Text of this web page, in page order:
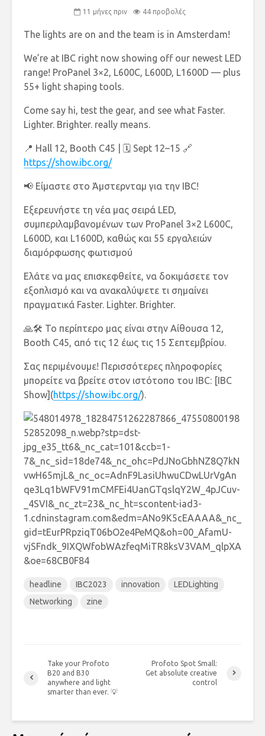
11 μήνες πριν 44 προβολές
The lights are on and the team is in Amsterdam!
We’re at IBC right now showing off our newest LED
range! ProPanel 3×2, L600C, L600D, L1600D — plus
55+ light shaping tools.
Come say hi, test the gear, and see what Faster.
Lighter. Brighter. really means.
📍 Hall 12, Booth C45 | 🗓 Sept 12–15 🔗
https://show.ibc.org/
📢 Είμαστε στο Άμστερνταμ για την IBC!
Εξερευνήστε τη νέα μας σειρά LED,
συμπεριλαμβανομένων των ProPanel 3×2 L600C,
L600D, και L1600D, καθώς και 55 εργαλειών
διαμόρφωσης φωτισμού
Ελάτε να μας επισκεφθείτε, να δοκιμάσετε τον
εξοπλισμό και να ανακαλύψετε τι σημαίνει
πραγματικά Faster. Lighter. Brighter.
🙏🛠️ Το περίπτερο μας είναι στην Αίθουσα 12,
Booth C45, από τις 12 έως τις 15 Σεπτεμβρίου.
Σας περιμένουμε! Περισσότερες πληροφορίες
μπορείτε να βρείτε στον ιστότοπο του IBC: [IBC
Show](https://show.ibc.org/).
headline IBC2023 innovation
LEDLighting
Networking
zine
Take your Profoto
B20 and B30
anywhere and light
smarter than ever. 💡
Profoto Spot Small:
Get absolute creative
control